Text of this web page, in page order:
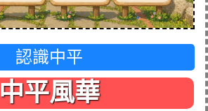
認識中平
中平風華